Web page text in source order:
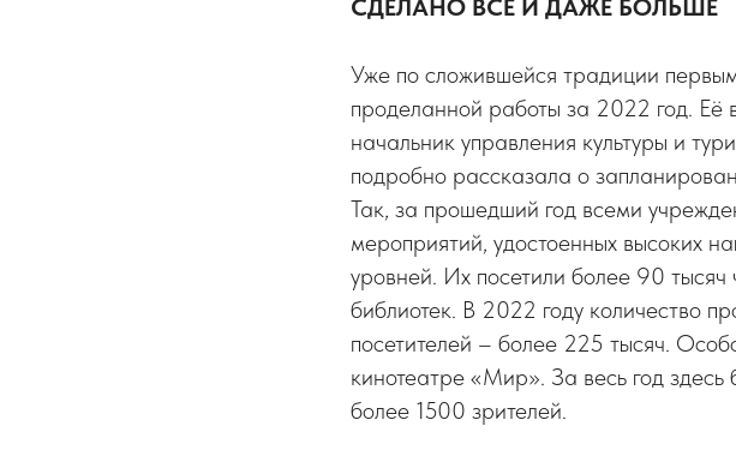
СДЕЛАНО ВСЁ И ДАЖЕ БОЛЬШЕ
Уже по сложившейся традиции
проделанной работы за 2022 год.
начальник управления культуры и
подробно рассказала о
Так, за прошедший год всеми
мероприятий, удостоенных высоких
уровней. Их посетили более 90 тысяч
библиотек. В 2022 году количество
посетителей – более 225 тысяч.
кинотеатре «Мир». За весь год
более 1500 зрителей.